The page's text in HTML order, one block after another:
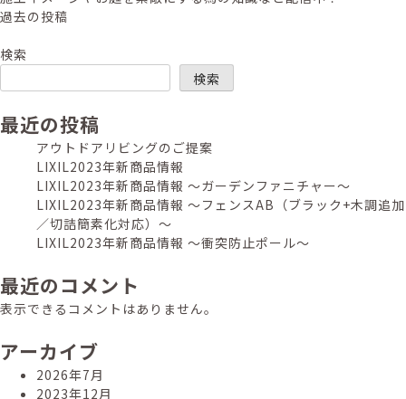
投
稿
ゲ
過去の投稿
検索
検索
最近の投稿
アウトドアリビングのご提案
LIXIL2023年新商品情報
LIXIL2023年新商品情報 ～ガーデンファニチャー～
LIXIL2023年新商品情報 ～フェンスAB（ブラック+木調追加
／切詰簡素化対応）～
LIXIL2023年新商品情報 ～衝突防止ポール～
最近のコメント
表示できるコメントはありません。
アーカイブ
2026年7月
2023年12月